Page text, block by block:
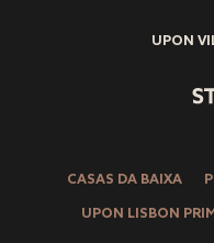
UPON
CASAS DA BAIXA
UPON LISBON